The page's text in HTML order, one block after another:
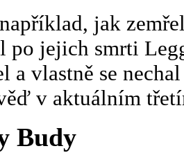
jak
po jejich smrti
a vlastně se
v aktuálním
Budy